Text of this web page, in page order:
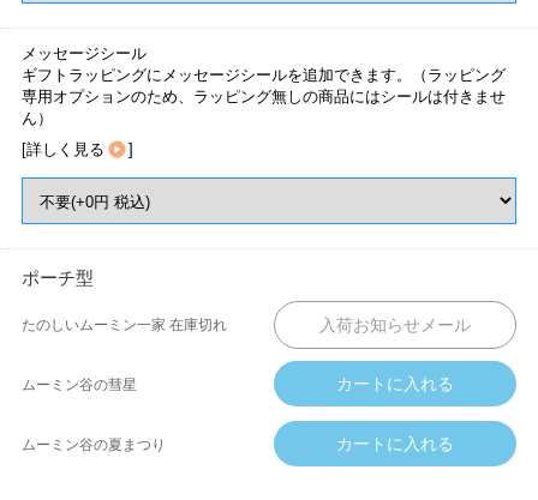
メッセージシール
ギフトラッピングにメッセージシールを追加できます。（ラッピング
専用オプションのため、ラッピング無しの商品にはシールは付きませ
ん）
[詳しく見る ]
ポーチ型
たのしいムーミン一家 在庫切れ
ムーミン谷の彗星
ムーミン谷の夏まつり